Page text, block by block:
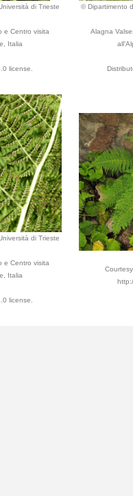
di Trieste
e Centro visita
Italia
license.
© Dipartimento
Alagna
di Trieste
e Centro visita
Italia
license.